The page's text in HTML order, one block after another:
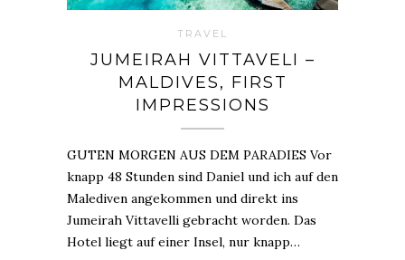
TRAVEL
JUMEIRAH VITTAVELI –
MALDIVES, FIRST
IMPRESSIONS
GUTEN MORGEN AUS DEM PARADIES Vor
knapp 48 Stunden sind Daniel und ich auf den
Malediven angekommen und direkt ins
Jumeirah Vittavelli gebracht worden. Das
Hotel liegt auf einer Insel, nur knapp…